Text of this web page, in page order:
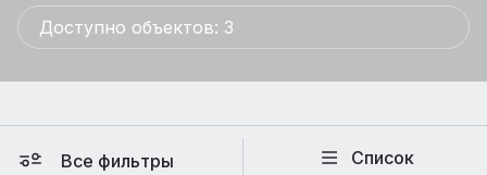
Доступно объектов: 3
Все фильтры Список